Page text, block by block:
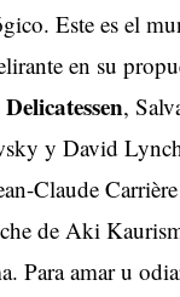
Este es el
en su
Delicatessen,
y David
Claude
de Aki
Para amar u